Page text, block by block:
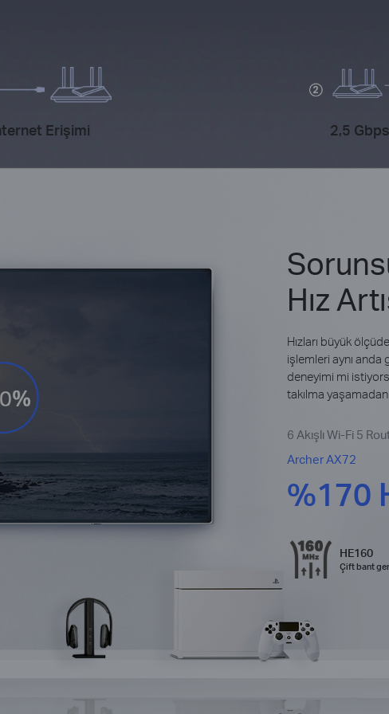
Erişimi 2,5
Hız
Hızları büyük
işlemleri aynı anda
deneyimi mi
takılma
6 Akışlı Wi-Fi 5
Archer AX72
%170
HE160
Çift bant